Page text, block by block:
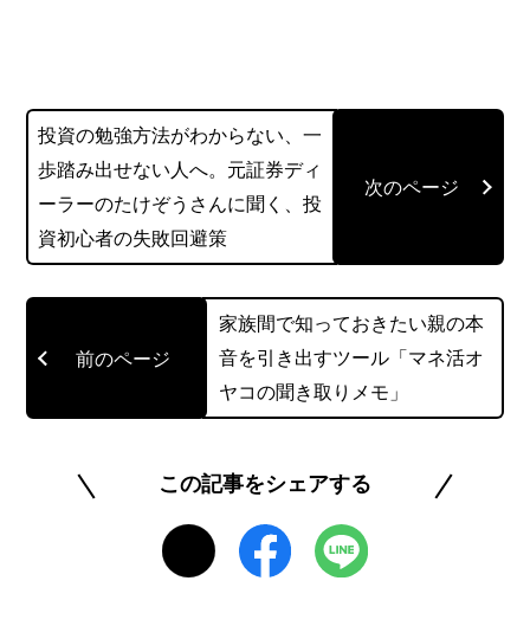
投資の勉強方法がわからない、一
歩踏み出せない人へ。元証券ディ
ーラーのたけぞうさんに聞く、投
資初心者の失敗回避策
家族間で知っておきたい親の本
音を引き出すツール「マネ活オ
ヤコの聞き取りメモ」
この記事をシェアする